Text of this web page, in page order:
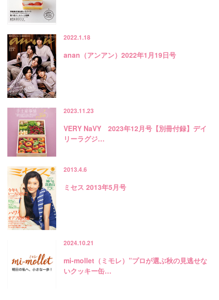
2022.1.18
anan（アンアン）2022年1月19日号
2023.11.23
VERY NaVY 2023年12月号【別冊付録】デイ
リーラグジ…
2013.4.6
ミセス 2013年5月号
2024.10.21
mi-mollet（ミモレ）”プロが選ぶ秋の見逃せな
いクッキー缶…